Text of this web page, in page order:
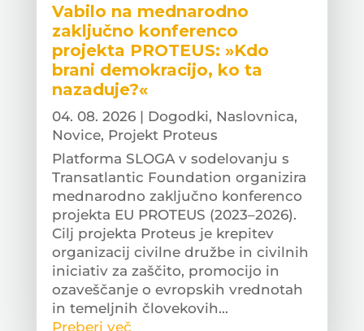
Vabilo na mednarodno
zaključno konferenco
projekta PROTEUS: »Kdo
brani demokracijo, ko ta
nazaduje?«
04. 08. 2026| Dogodki, Naslovnica,
Novice, Projekt Proteus
Platforma SLOGA v sodelovanju s
Transatlantic Foundation organizira
mednarodno zaključno konferenco
projekta EU PROTEUS (2023–2026).
Cilj projekta Proteus je krepitev
organizacij civilne družbe in civilnih
iniciativ za zaščito, promocijo in
ozaveščanje o evropskih vrednotah
in temeljnih človekovih...
Preberi več